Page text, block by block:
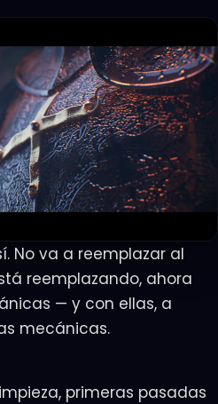
No va a reemplazar al
reemplazando, ahora
— y con ellas, a
mecánicas.
primeras pasadas